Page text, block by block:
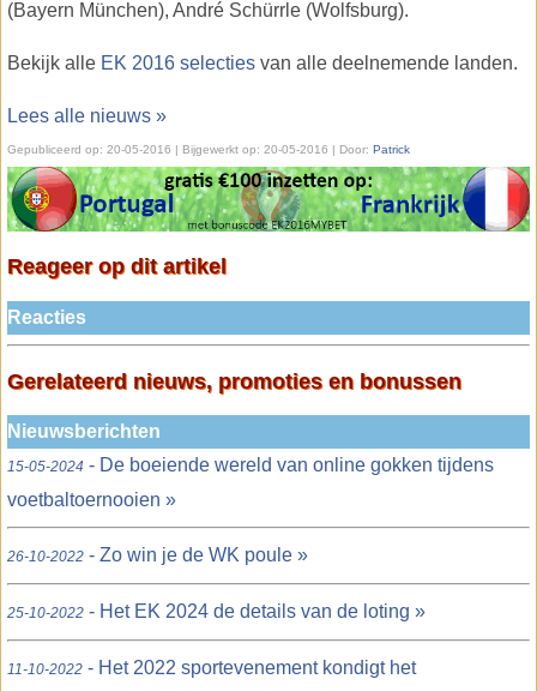
(Bayern München), André Schürrle (Wolfsburg).
Bekijk alle EK 2016 selecties van alle deelnemende landen.
Lees alle nieuws »
Gepubliceerd op: 20-05-2016 | Bijgewerkt op: 20-05-2016 | Door: Patrick
Reageer op dit artikel
Reacties
Gerelateerd nieuws, promoties en bonussen
Nieuwsberichten
15-05-2024 - De boeiende wereld van online gokken tijdens
voetbaltoernooien »
26-10-2022 - Zo win je de WK poule »
25-10-2022 - Het EK 2024 de details van de loting »
11-10-2022 - Het 2022 sportevenement kondigt het